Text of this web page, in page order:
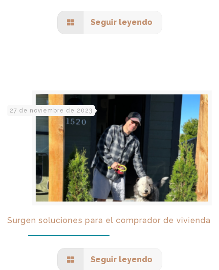
Seguir leyendo
27 de noviembre de 2023
Surgen soluciones para el comprador de vivienda
Seguir leyendo